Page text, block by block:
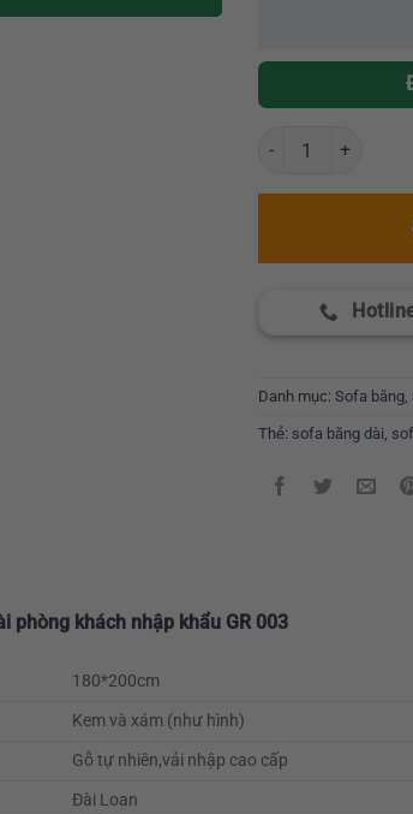
Sofa băng dài
Danh mục: Sofa băng,
Thẻ: sofa băng dài,
phòng khách nhập khẩu GR 003
180*200cm
Kem và xám (như hình)
Gỗ tự nhiên,vải nhập cao cấp
Đài Loan